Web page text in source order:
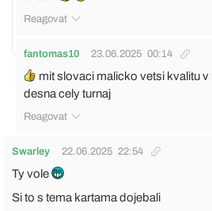
Reagovat
fantomas10 23.06.2025 00:14
mit slovaci malicko vetsi kvalitu v
desna cely turnaj
Reagovat
Swarley 22.06.2025 22:54
Ty vole
Si to s tema kartama dojebali